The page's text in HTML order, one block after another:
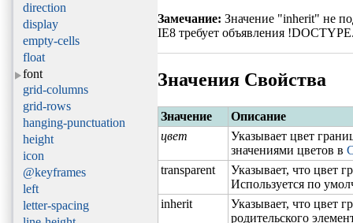
direction
display
empty-cells
float
font
grid-columns
grid-rows
hanging-punctuation
height
icon
@keyframes
left
letter-spacing
Замечание: Значение "inherit" не
IE8 требует объявления
Значения Свойства
Значение
Описание
цвет
Указывает цвет
значениями цветов в
transparent
Указывает, что цвет
Используется по
inherit
Указывает, что цвет
родительского